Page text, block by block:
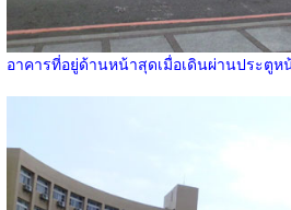
อาคารที่อยู่ด้านหน้าสุดเมื่อเดินผ่านประตูห